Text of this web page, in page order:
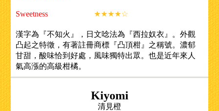
Sweetness ★★★★☆
漢字為『不知火』，日文唸法為『西拉奴衣』。外觀
凸起之特徵，有著註冊商標『凸頂柑』之稱號。濃郁
甘甜，酸味恰到好處，風味獨特出眾。也是近年來人
氣高漲的高級柑橘。
Kiyomi
清見橙